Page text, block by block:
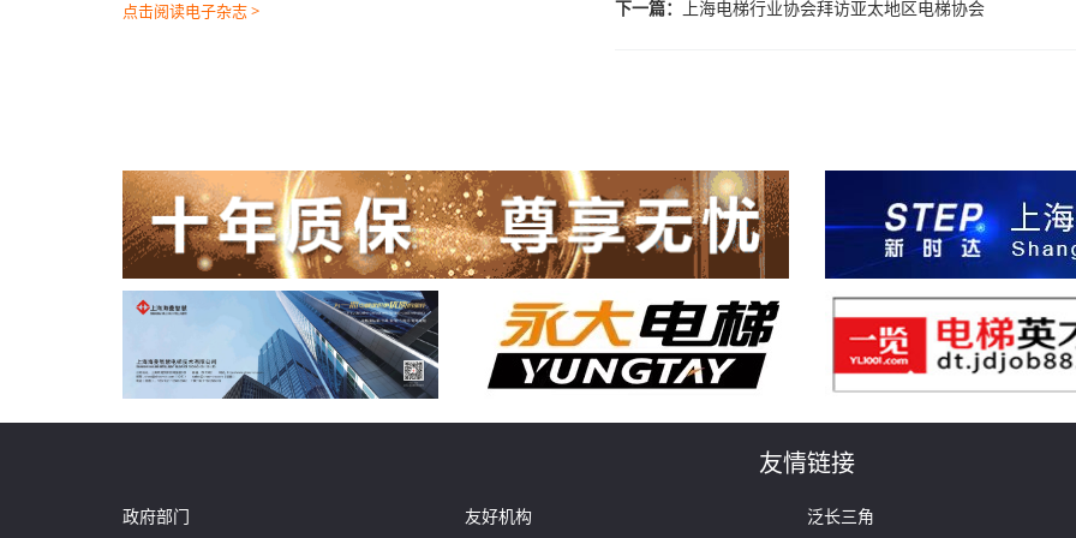
点击阅读电子杂志 > 下一篇： 上海电梯行业协会拜访亚太地区电梯协会
友情链接
政府部门 友好机构 泛长三角